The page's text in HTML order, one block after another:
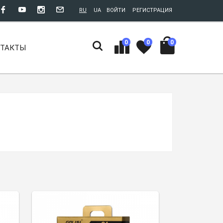
ВОЙТИ РЕГИСТРАЦИЯ
RU UA
0 0 0